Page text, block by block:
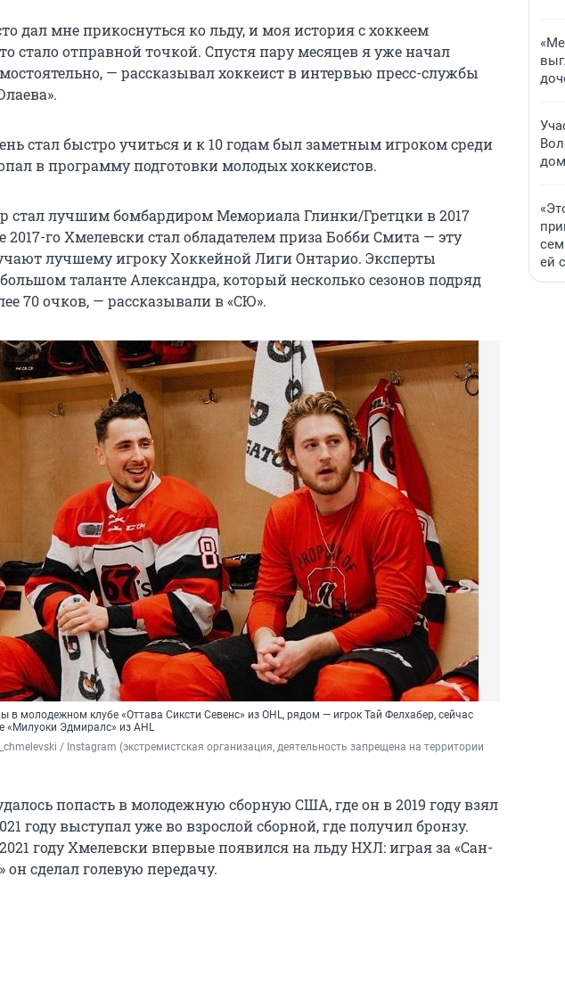
дал мне прикоснуться ко льду, и моя история с хоккеем
стало отправной точкой. Спустя пару месяцев я уже начал
— рассказывал хоккеист в интервью пресс-службы
стал быстро учиться и к 10 годам был заметным игроком среди
в программу подготовки молодых хоккеистов.
стал лучшим бомбардиром Мемориала Глинки/Гретцки в 2017
2017-го Хмелевски стал обладателем приза Бобби Смита — эту
лучшему игроку Хоккейной Лиги Онтарио. Эксперты
таланте Александра, который несколько сезонов подряд
70 очков, — рассказывали в «СЮ».
в молодежном клубе «Оттава Сиксти Севенс» из OHL, рядом — игрок Тай Фелхабер, сейчас
«Милуоки Эдмиралс» из AHL
/ Instagram (экстремистская организация, деятельность запрещена на территории
попасть в молодежную сборную США, где он в 2019 году взял
году выступал уже во взрослой сборной, где получил бронзу.
году Хмелевски впервые появился на льду НХЛ: играя за «Сан-
он сделал голевую передачу.
ей